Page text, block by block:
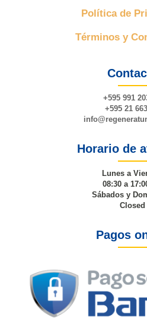
Política de
Términos y
+595 991
+595 21
info@
Horario de
Lunes a
08:30 a
Sábados y
Closed
Pagos